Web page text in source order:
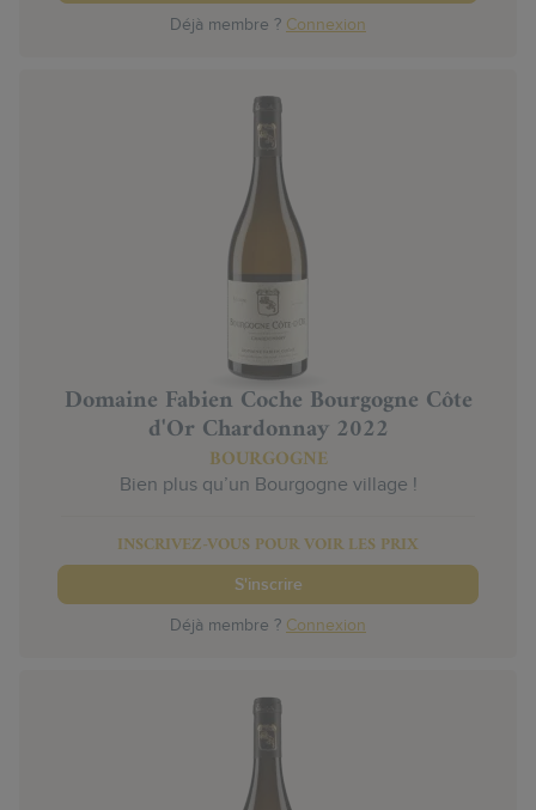
Déjà membre ? Connexion
Domaine Fabien Coche Bourgogne Côte
d'Or Chardonnay 2022
BOURGOGNE
Bien plus qu’un Bourgogne village !
INSCRIVEZ-VOUS POUR VOIR LES PRIX
S'inscrire
Déjà membre ? Connexion